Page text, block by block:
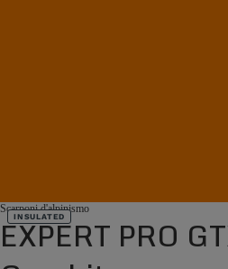
INSULATED
Scarponi d'alpinismo
EXPERT PRO